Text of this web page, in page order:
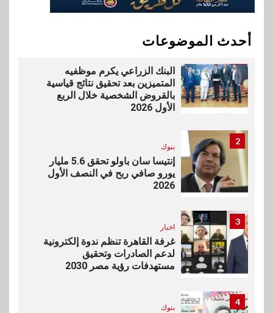
أحدث الموضوعات
مع إطلاق Y500 المزود ببطارية
البنك الزراعي يكرم موظفيه
المتميزين بعد تحقيق نتائج قياسية
بالقروض الشخصية خلال الربع
الأول 2026
2
بنوك
إنتيسا سان باولو تحقق 5.6 مليار
يورو صافي ربح في النصف الأول
2026
3
اخبار
غرفة القاهرة تنظم ندوة إلكترونية
لدعم الصادرات وتحقيق
مستهدفات رؤية مصر 2030
4
بنوك